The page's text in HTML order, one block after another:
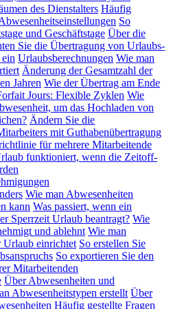
des Dienstalters Häufig
So
und Geschäftstage Über die
Sie die Übertragung von Urlaubs-
Urlaubsberechnungen Wie man
Änderung der Gesamtzahl der
Jahren Wie der Übertrag am Ende
Jours: Flexible Zyklen Wie
um das Hochladen von
Ändern Sie die
mit Guthabenübertragung
für mehrere Mitarbeitende
funktioniert, wenn die Zeitoff-
Wie man Abwesenheiten
kann Was passiert, wenn ein
Sperrzeit Urlaub beantragt? Wie
und ablehnt Wie man
Urlaub einrichtet So erstellen Sie
So exportieren Sie den
Mitarbeitenden
Über Abwesenheiten und
Abwesenheitstypen erstellt Über
Häufig gestellte Fragen